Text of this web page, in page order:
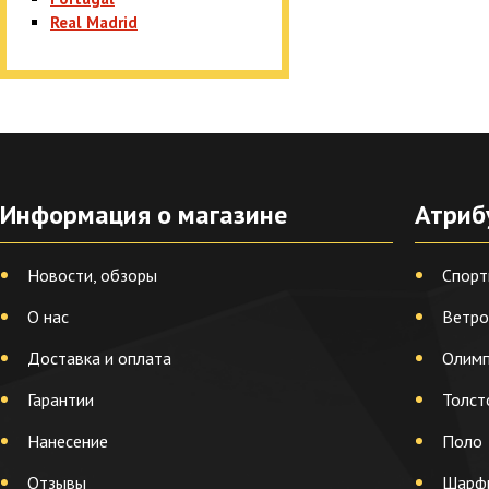
Real Madrid
Информация о магазине
Новости, обзоры
О нас
Доставка и оплата
Гарантии
Нанесение
Отзывы
Поло